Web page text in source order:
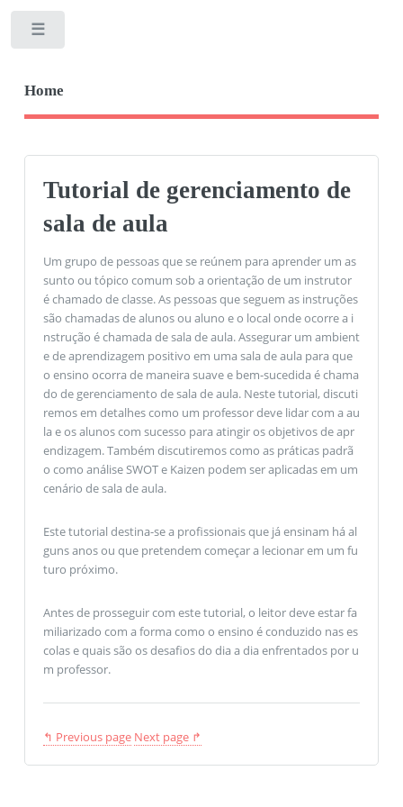
Home
Tutorial de gerenciamento de
sala de aula
Um grupo de pessoas que se reúnem para aprender um as
sunto ou tópico comum sob a orientação de um instrutor
é chamado de classe. As pessoas que seguem as instruções
são chamadas de alunos ou aluno e o local onde ocorre a i
nstrução é chamada de sala de aula. Assegurar um ambient
e de aprendizagem positivo em uma sala de aula para que
o ensino ocorra de maneira suave e bem-sucedida é chama
do de gerenciamento de sala de aula. Neste tutorial, discuti
remos em detalhes como um professor deve lidar com a au
la e os alunos com sucesso para atingir os objetivos de apr
endizagem. Também discutiremos como as práticas padrã
o como análise SWOT e Kaizen podem ser aplicadas em um
cenário de sala de aula.
Este tutorial destina-se a profissionais que já ensinam há al
guns anos ou que pretendem começar a lecionar em um fu
turo próximo.
Antes de prosseguir com este tutorial, o leitor deve estar fa
miliarizado com a forma como o ensino é conduzido nas es
colas e quais são os desafios do dia a dia enfrentados por u
m professor.
↰ Previous page Next page ↱